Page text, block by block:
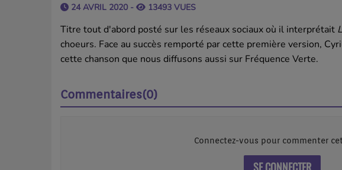
24 AVRIL 2020 - 13493 VUES
Titre tout d'abord posté sur les réseaux sociaux où il interprétait
choeurs. Face au succès remporté par cette première version,
cette chanson que nous diffusons aussi sur Fréquence Verte.
Commentaires(0)
Connectez-vous pour commenter